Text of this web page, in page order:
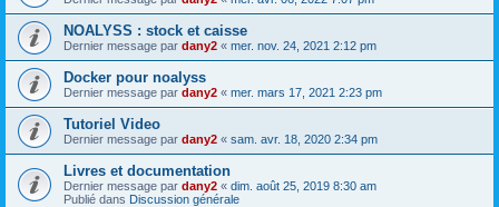
NOALYSS : stock et caisse
Dernier message par dany2 « mer. nov. 24, 2021 2:12 pm
Docker pour noalyss
Dernier message par dany2 « mer. mars 17, 2021 2:23 pm
Tutoriel Video
Dernier message par dany2 « sam. avr. 18, 2020 2:34 pm
Livres et documentation
Dernier message par dany2 « dim. août 25, 2019 8:30 am
Publié dans Discussion générale